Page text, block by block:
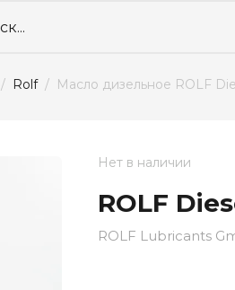
/ Rolf /  Масло дизельное ROLF
Нет в наличии
ROLF
ROLF Lubricants